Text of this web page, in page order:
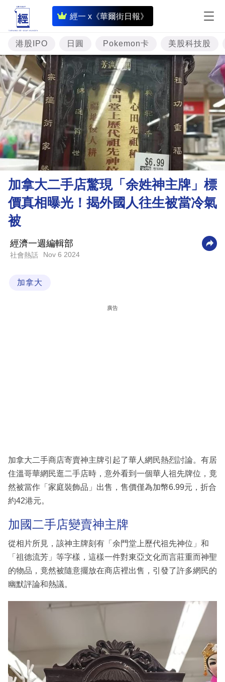
經一 x《華爾街日報》
即
時
財
經
專
題
投
資
樓
市
理
財
商
科
技
港股IPO 日圓 Pokemon卡 美股科技股
加拿大二手店驚現「余姓神主牌」標
價真相曝光！揭外國人往生被當冷氣
被
經濟一週編輯部
社會熱話 Nov 6 2024
加拿大
廣告
加拿大二手商店寄賣神主牌引起了華人網民熱烈討論。有居
住溫哥華網民逛二手店時，意外看到一個華人祖先牌位，竟
然被當作「家庭裝飾品」出售，售價僅為加幣6.99元，折合
約42港元。
加國二手店變賣神主牌
從相片所見，該神主牌刻有「余門堂上歷代祖先神位」和
「祖德流芳」等字樣，這樣一件對東亞文化而言莊重而神聖
的物品，竟然被隨意擺放在商店裡出售，引發了許多網民的
幽默評論和熱議。